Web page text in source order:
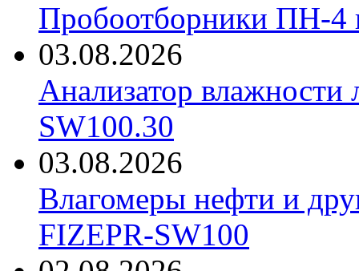
Пробоотборники ПН-
03.08.2026
Анализатор
SW100.30
03.08.2026
Влагомеры нефти и
FIZEPR-SW100